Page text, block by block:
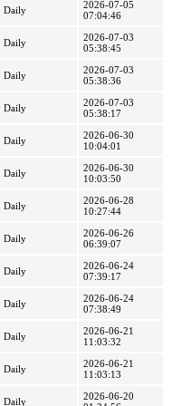
Daily
2026-07-05
07:04:46
Daily
2026-07-03
05:38:45
Daily
2026-07-03
05:38:36
Daily
2026-07-03
05:38:17
Daily
2026-06-30
10:04:01
Daily
2026-06-30
10:03:50
Daily
2026-06-28
10:27:44
Daily
2026-06-26
06:39:07
Daily
2026-06-24
07:39:17
Daily
2026-06-24
07:38:49
Daily
2026-06-21
11:03:32
Daily
2026-06-21
11:03:13
Daily
2026-06-20